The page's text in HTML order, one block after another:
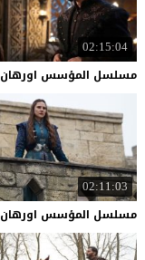
02:15:04
مسلسل المؤسس اورهان
02:11:03
مسلسل المؤسس اورهان